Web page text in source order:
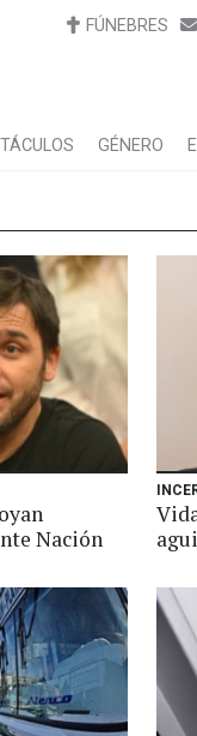
FÚNEBRES
GÉNERO
Nación